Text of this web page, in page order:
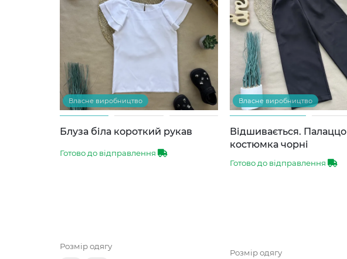
Власне виробництво
Блуза біла короткий рукав
Готово до відправлення
Розмір одягу
Власне виробництво
Відшивається. Палаццо
костюмка чорні
Готово до відправлення
Розмір одягу